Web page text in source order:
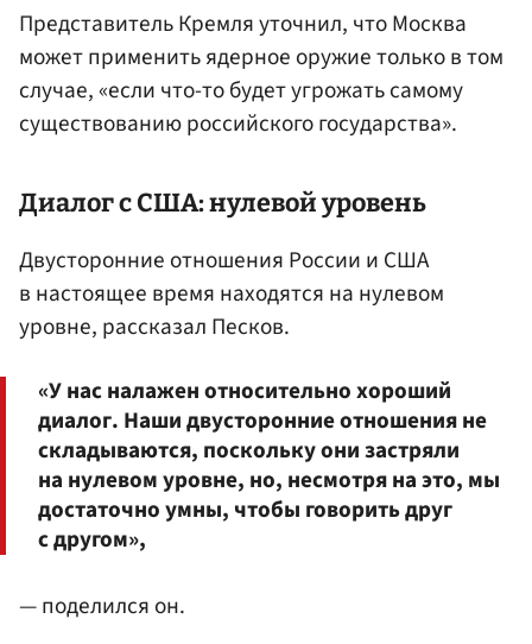
Представитель Кремля уточнил, что Москва
может применить ядерное оружие только в том
случае, «если что-то будет угрожать самому
существованию российского государства».
Диалог с США: нулевой уровень
Двусторонние отношения России и США
в настоящее время находятся на нулевом
уровне, рассказал Песков.
«У нас налажен относительно хороший
диалог. Наши двусторонние отношения не
складываются, поскольку они застряли
на нулевом уровне, но, несмотря на это, мы
достаточно умны, чтобы говорить друг
с другом»,
— поделился он.